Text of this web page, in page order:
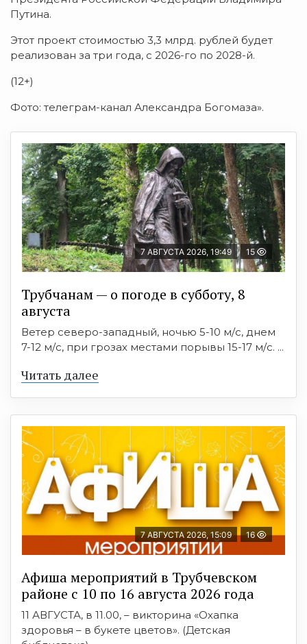
Путина.
Этот проект стоимостью 3,3 млрд. рублей будет
реализован за три года, с 2026-го по 2028-й.
(12+)
Фото: телеграм-канал Александра Богомаза».
7 АВГУСТА 2026, 19:49 15
Трубчанам — о погоде в субботу, 8
августа
Ветер северо-западный, ночью 5-10 м/с, днем
7-12 м/с, при грозах местами порывы 15-17 м/с. ...
Читать далее
7 АВГУСТА 2026, 15:09 16
Афиша мероприятий в Трубчевском
районе с 10 по 16 августа 2026 года
11 АВГУСТА, в 11.00, – викторина «Охапка
здоровья – в букете цветов». (Детская